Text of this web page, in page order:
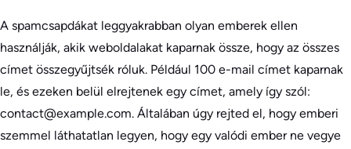
A spamcsapdákat leggyakrabban olyan emberek ellen
használják, akik weboldalakat kaparnak össze, hogy az összes
címet összegyűjtsék róluk. Például 100 e-mail címet kaparnak
le, és ezeken belül elrejtenek egy címet, amely így szól:
contact@example.com. Általában úgy rejted el, hogy emberi
szemmel láthatatlan legyen, hogy egy valódi ember ne vegye